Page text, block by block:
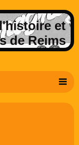
et
de Reims